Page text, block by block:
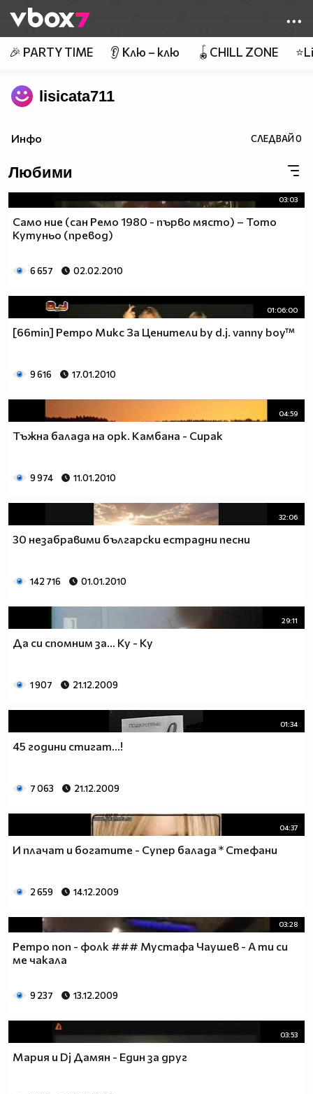
👾
🎉 PARTY TIME 👂 Клю – клю 🪀CHILL ZONE
lisicata711
Инфо СЛЕДВАЙ0
Любими
03:03
Само ние (сан Ремо 1980 - първо място) – Тото
Кутуньо (превод)
6 657 02.02.2010
01:06:00
[66min] Ретро Микс За Ценители by d.j. vanny boy™
9 616 17.01.2010
04:59
Тъжна балада на орк. Камбана - Сирак
9 974 11.01.2010
32:06
30 незабравими български естрадни песни
142 716 01.01.2010
29:11
Да си спомним за... Ky - Ky
1 907 21.12.2009
01:34
45 години стигат...!
7 063 21.12.2009
04:37
И плачат и богатите - Супер балада * Стефани
2 659 14.12.2009
03:28
Ретро поп - фолк ### Мустафа Чаушев - А ти си
ме чакала
9 237 13.12.2009
03:53
Мария и Dj Дамян - Един за друг